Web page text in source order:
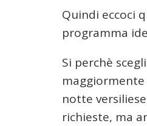
Quindi eccoci
programma
Si perchè
notte
richieste, ma